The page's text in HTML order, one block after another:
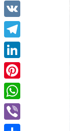
Twitter
VK
Telegram
LinkedIn
Pinterest
WhatsApp
Viber